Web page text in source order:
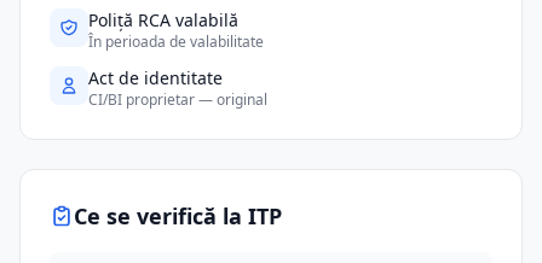
Poliță RCA valabilă
În perioada de valabilitate
Act de identitate
CI/BI proprietar — original
Ce se verifică la ITP